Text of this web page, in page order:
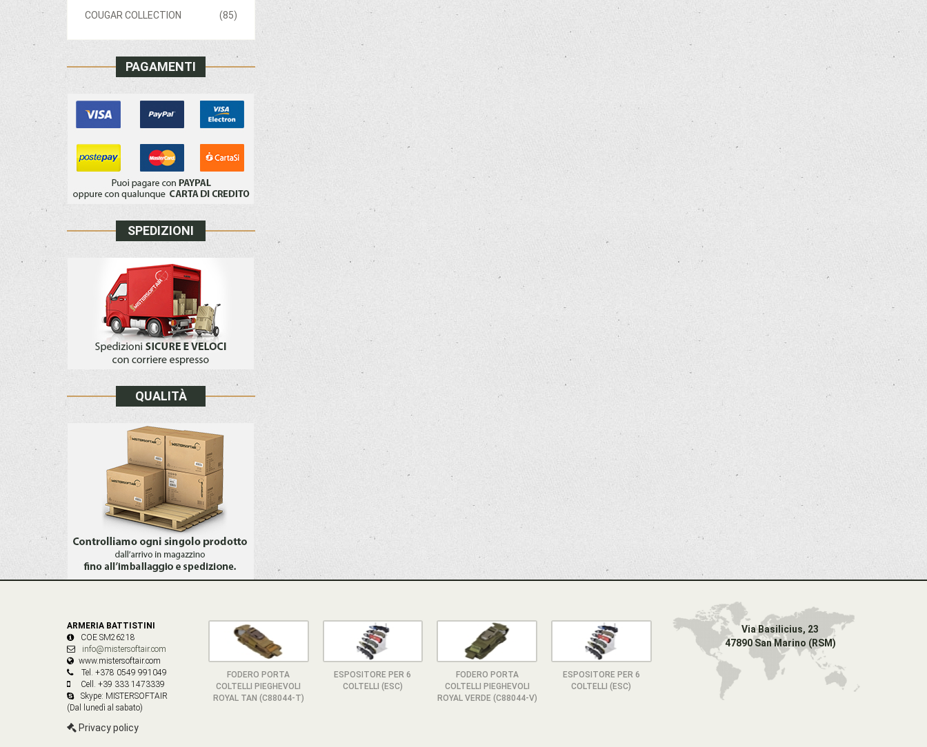
(85)
COUGAR COLLECTION
PAGAMENTI
SPEDIZIONI
QUALITÀ
ARMERIA BATTISTINI
COE SM26218
info@mistersoftair.com
www.mistersoftair.com
Tel. +378 0549 991049
Cell. +39 333 1473339
Skype: MISTERSOFTAIR
(Dal lunedì al sabato)
Privacy policy
FODERO PORTA
COLTELLI PIEGHEVOLI
ROYAL TAN (C88044-T)
ESPOSITORE PER 6
COLTELLI (ESC)
FODERO PORTA
COLTELLI PIEGHEVOLI
ROYAL VERDE (C88044-V)
ESPOSITORE PER 6
COLTELLI (ESC)
Via Basilicius, 23
47890 San Marino (RSM)